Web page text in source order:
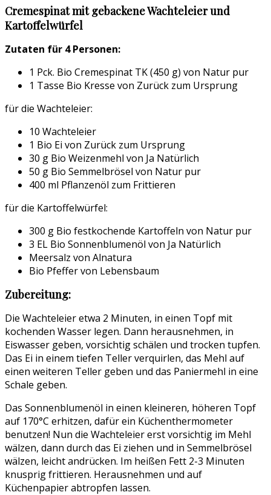
Cremespinat mit gebackene Wachteleier und
Kartoffelwürfel
Zutaten für 4 Personen:
1 Pck. Bio Cremespinat TK (450 g) von Natur pur
1 Tasse Bio Kresse von Zurück zum Ursprung
für die Wachteleier:
10 Wachteleier
1 Bio Ei von Zurück zum Ursprung
30 g Bio Weizenmehl von Ja Natürlich
50 g Bio Semmelbrösel von Natur pur
400 ml Pflanzenöl zum Frittieren
für die Kartoffelwürfel:
300 g Bio festkochende Kartoffeln von Natur pur
3 EL Bio Sonnenblumenöl von Ja Natürlich
Meersalz von Alnatura
Bio Pfeffer von Lebensbaum
Zubereitung:
Die Wachteleier etwa 2 Minuten, in einen Topf mit
kochenden Wasser legen. Dann herausnehmen, in
Eiswasser geben, vorsichtig schälen und trocken tupfen.
Das Ei in einem tiefen Teller verquirlen, das Mehl auf
einen weiteren Teller geben und das Paniermehl in eine
Schale geben.
Das Sonnenblumenöl in einen kleineren, höheren Topf
auf 170°C erhitzen, dafür ein Küchenthermometer
benutzen! Nun die Wachteleier erst vorsichtig im Mehl
wälzen, dann durch das Ei ziehen und in Semmelbrösel
wälzen, leicht andrücken. Im heißen Fett 2-3 Minuten
knusprig frittieren. Herausnehmen und auf
Küchenpapier abtropfen lassen.